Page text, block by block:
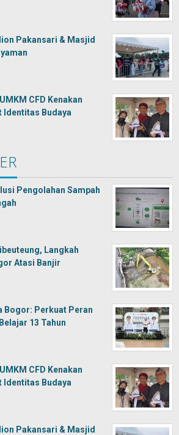
Pakansari & Masjid
CFD Kenakan
Identitas Budaya
Pengolahan Sampah
Langkah
Atasi Banjir
Bogor: Perkuat Peran
13 Tahun
CFD Kenakan
Identitas Budaya
Pakansari & Masjid